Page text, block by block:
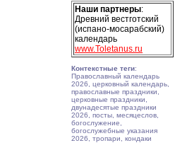
Наши партнеры:
Древний вестготский
(испано-мосарабский)
календарь
www.Toletanus.ru
Контекстные теги:
Православный календарь
2026, церковный календарь,
православные праздники,
церковные праздники,
двунадесятые праздники
2026, посты, месяцеслов,
богослужение,
богослужебные указания
2026, тропари, кондаки